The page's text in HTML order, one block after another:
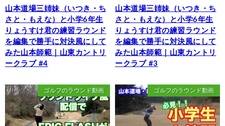
山本道場三姉妹（いつき・ち
さと・もえな）と小学6年生
りょうすけ君の練習ラウンド
を編集で勝手に対決風にして
みた山本師範｜山東カントリ
ークラブ #4
山本道場三姉妹（いつき・ち
さと・もえな）と小学6年生
りょうすけ君の練習ラウンド
を編集で勝手に対決風にして
みた山本師範｜山東カントリ
ークラブ #3
ゴルフのラウンド動画 ゴルフのラウンド動画